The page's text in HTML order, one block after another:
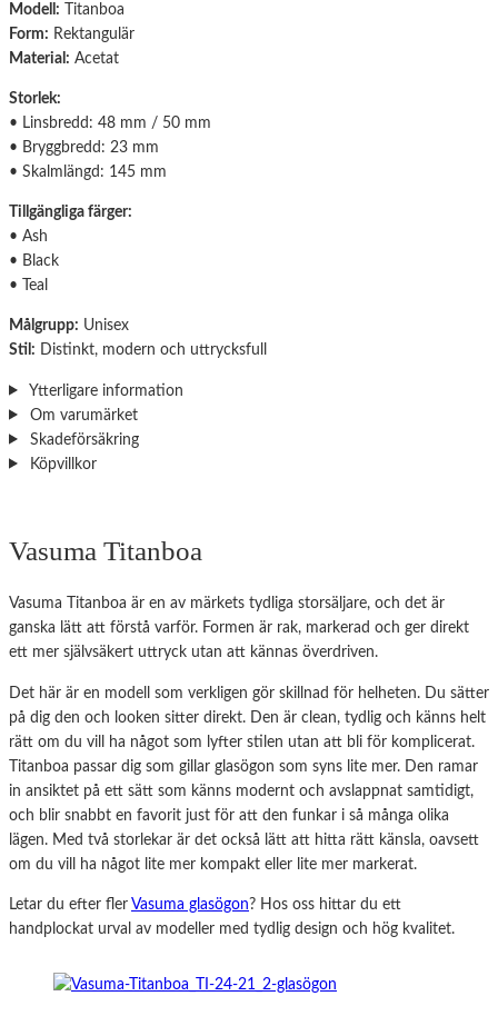
Modell: Titanboa
Form: Rektangulär
Material: Acetat
Storlek:
• Linsbredd: 48 mm / 50 mm
• Bryggbredd: 23 mm
• Skalmlängd: 145 mm
Tillgängliga färger:
• Ash
• Black
• Teal
Målgrupp: Unisex
Stil: Distinkt, modern och uttrycksfull
Ytterligare information
Om varumärket
Skadeförsäkring
Köpvillkor
Vasuma Titanboa
Vasuma Titanboa är en av märkets tydliga storsäljare, och det är
ganska lätt att förstå varför. Formen är rak, markerad och ger direkt
ett mer självsäkert uttryck utan att kännas överdriven.
Det här är en modell som verkligen gör skillnad för helheten. Du sätter
på dig den och looken sitter direkt. Den är clean, tydlig och känns helt
rätt om du vill ha något som lyfter stilen utan att bli för komplicerat.
Titanboa passar dig som gillar glasögon som syns lite mer. Den ramar
in ansiktet på ett sätt som känns modernt och avslappnat samtidigt,
och blir snabbt en favorit just för att den funkar i så många olika
lägen. Med två storlekar är det också lätt att hitta rätt känsla, oavsett
om du vill ha något lite mer kompakt eller lite mer markerat.
Letar du efter fler Vasuma glasögon? Hos oss hittar du ett
handplockat urval av modeller med tydlig design och hög kvalitet.